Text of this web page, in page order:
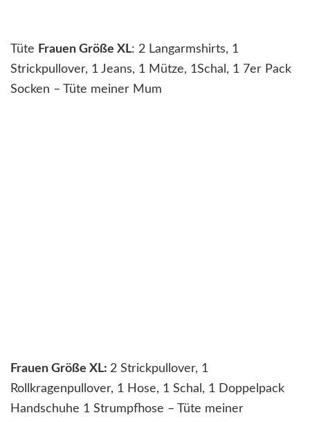
Tüte Frauen Größe XL: 2 Langarmshirts, 1
Strickpullover, 1 Jeans, 1 Mütze, 1Schal, 1 7er Pack
Socken – Tüte meiner Mum
Frauen Größe XL: 2 Strickpullover, 1
Rollkragenpullover, 1 Hose, 1 Schal, 1 Doppelpack
Handschuhe 1 Strumpfhose – Tüte meiner